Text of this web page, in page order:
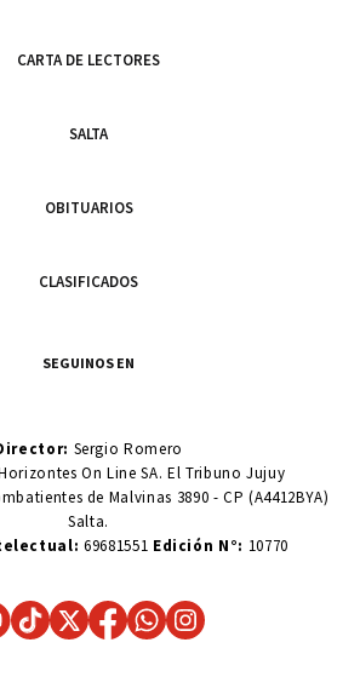
CARTA DE LECTORES
SALTA
OBITUARIOS
CLASIFICADOS
SEGUINOS EN
Sergio Romero
On Line SA. El Tribuno Jujuy
de Malvinas 3890 - CP (A4412BYA)
Salta.
69681551 Edición N°: 10770